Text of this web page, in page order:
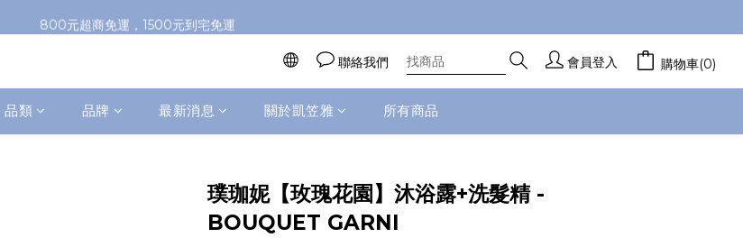
加入會員即送100元購物金，推薦好友，再送購物金
800元超商免運，1500元到宅免運
聯絡我們 會員登入 購物車(0)
品類 品牌 最新消息 關於凱笠雅 所有商品
璞珈妮【玫瑰花園】沐浴露+洗髮精 -
BOUQUET GARNI